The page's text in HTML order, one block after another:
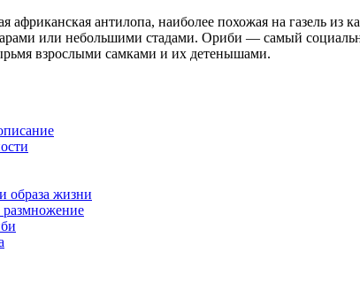
африканская антилопа, наиболее похожая на газель
или небольшими стадами. Ориби — самый
взрослыми самками и их детенышами.
образа жизни
размножение